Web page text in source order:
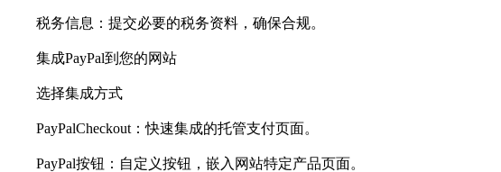
税务信息：提交必要的税务资料，确保合规。
集成PayPal到您的网站
选择集成方式
PayPalCheckout：快速集成的托管支付页面。
PayPal按钮：自定义按钮，嵌入网站特定产品页面。